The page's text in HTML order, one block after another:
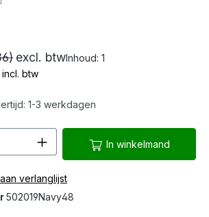
excl. btwInhoud: 1
incl. btw
1-3 werkdagen
Voer de
In winkelmand
verlanglijst
502019Navy48